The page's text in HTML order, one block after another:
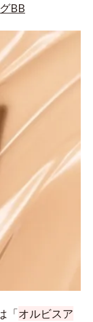
BB
「オルビスア